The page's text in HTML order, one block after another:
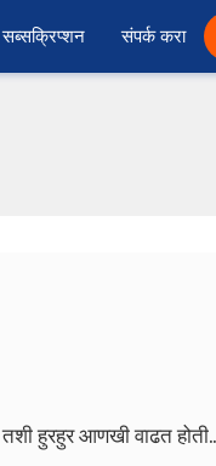
सब्सक्रिप्शन संपर्क करा
हुरहुर आणखी वाढत